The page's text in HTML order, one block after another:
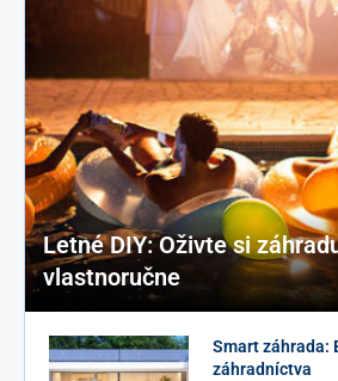
Letné DIY: Oživte si
vlastnoručne
Smart záhrada:
záhradníctva